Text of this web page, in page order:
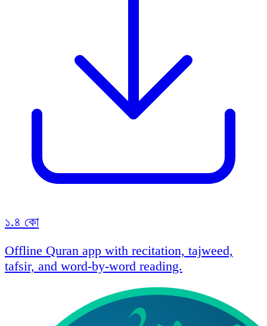
১.৪ কো
Offline Quran app with recitation, tajweed,
tafsir, and word-by-word reading.